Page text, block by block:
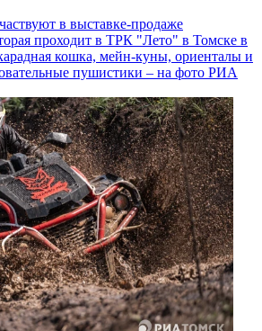
в выставке-продаже
проходит в ТРК "Лето" в Томске в
кошка, мейн-куны, ориенталы и
пушистики – на фото РИА